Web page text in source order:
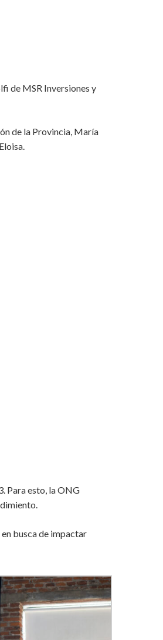
de MSR Inversiones y
de la Provincia, María
Para esto, la ONG
busca de impactar